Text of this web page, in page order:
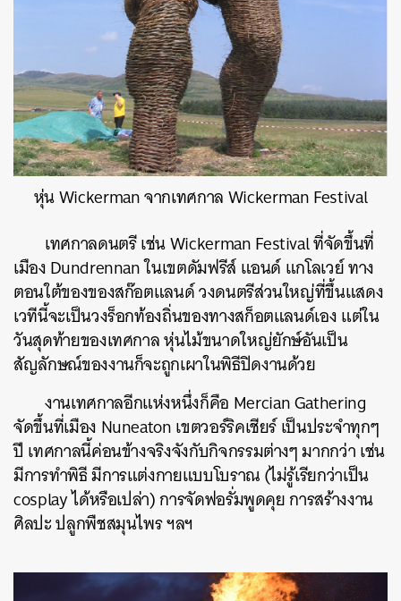
หุ่น Wickerman จากเทศกาล Wickerman Festival
เทศกาลดนตรี เช่น Wickerman Festival ที่จัดขึ้นที่
เมือง Dundrennan ในเขตดัมฟรีส์ แอนด์ แกโลเวย์ ทาง
ตอนใต้ของของสก๊อตแลนด์ วงดนตรีส่วนใหญ่ที่ขึ้นแสดง
เวทีนี้จะเป็นวงร็อกท้องถิ่นของทางสก็อตแลนด์เอง แต่ใน
วันสุดท้ายของเทศกาล หุ่นไม้ขนาดใหญ่ยักษ์อันเป็น
สัญลักษณ์ของงานก็จะถูกเผาในพิธีปิดงานด้วย
งานเทศกาลอีกแห่งหนึ่งก็คือ Mercian Gathering
จัดขึ้นที่เมือง Nuneaton เขตวอร์ริคเชียร์ เป็นประจำทุกๆ
ปี เทศกาลนี้ค่อนข้างจริงจังกับกิจกรรมต่างๆ มากกว่า เช่น
มีการทำพิธี มีการแต่งกายแบบโบราณ (ไม่รู้เรียกว่าเป็น
cosplay ได้หรือเปล่า) การจัดฟอรั่มพูดคุย การสร้างงาน
ศิลปะ ปลูกพืชสมุนไพร ฯลฯ